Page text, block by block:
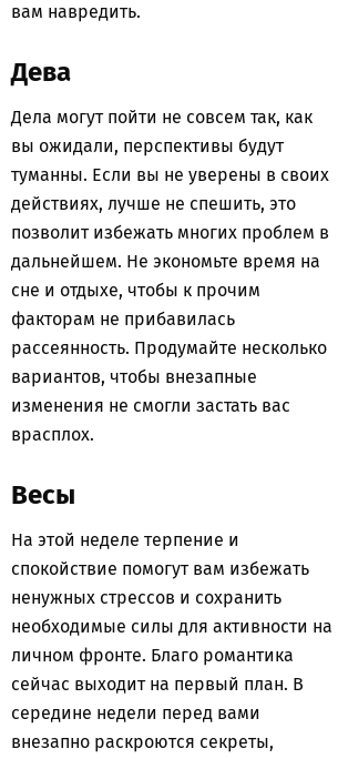
вам навредить.
Дева
Дела могут пойти не совсем так, как
вы ожидали, перспективы будут
туманны. Если вы не уверены в своих
действиях, лучше не спешить, это
позволит избежать многих проблем в
дальнейшем. Не экономьте время на
сне и отдыхе, чтобы к прочим
факторам не прибавилась
рассеянность. Продумайте несколько
вариантов, чтобы внезапные
изменения не смогли застать вас
врасплох.
Весы
На этой неделе терпение и
спокойствие помогут вам избежать
ненужных стрессов и сохранить
необходимые силы для активности на
личном фронте. Благо романтика
сейчас выходит на первый план. В
середине недели перед вами
внезапно раскроются секреты,